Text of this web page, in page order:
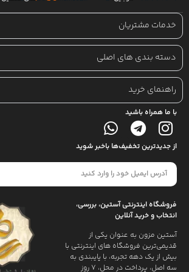
خدمات مشتریان
دسته بندی های اصلی
راهنمای خرید
با ما همراه باشید
از جدیدترین تخفیف‌ها باخبر شوید
فروشگاه اینترنتی آستین، بررسی،
انتخاب و خرید آنلاین
آستین مزون به عنوان یکی از
قدیمی‌ترین فروشگاه های اینترنتی با
بیش از یک دهه تجربه، با پایبندی به
سه اصل، پرداخت در محل، ۷ روز